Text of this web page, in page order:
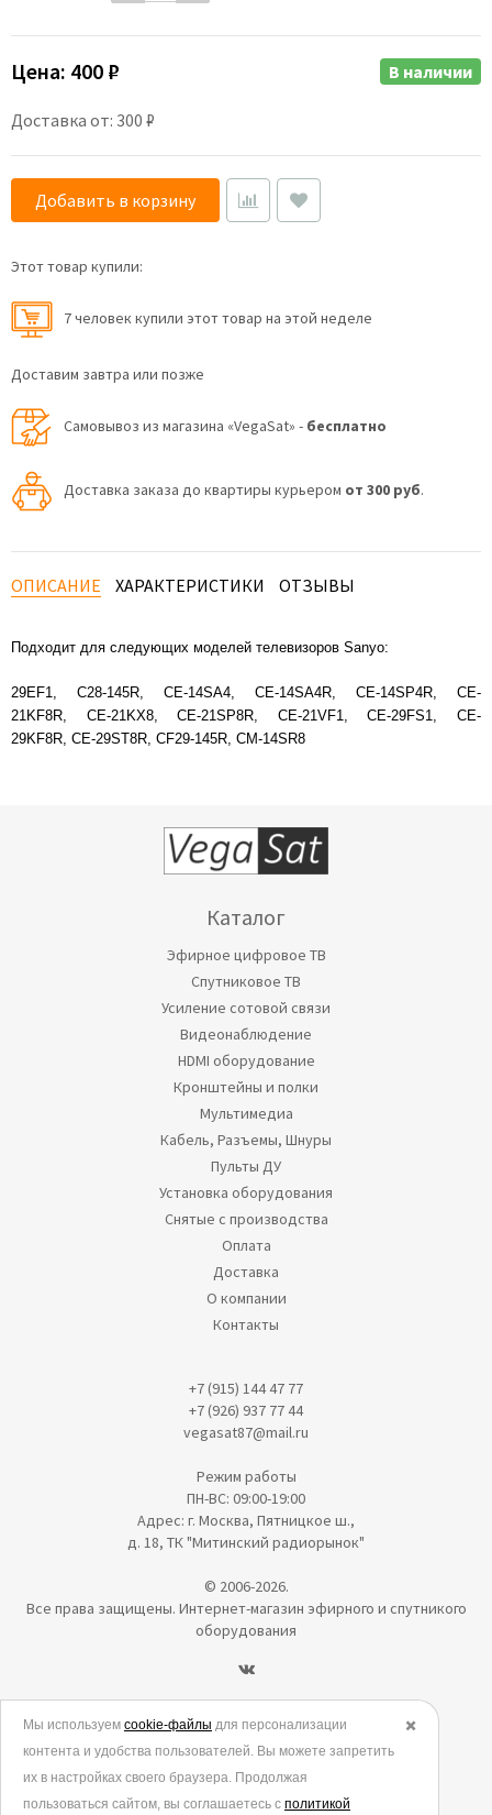
Цена: 400 ₽
Доставка от: 300 ₽
В наличии
Добавить в корзину
Этот товар купили:
7 человек купили этот товар на этой неделе
Доставим завтра или позже
Самовывоз из магазина «VegaSat» - бесплатно
Доставка заказа до квартиры курьером от 300 руб.
ОПИСАНИЕ ХАРАКТЕРИСТИКИ ОТЗЫВЫ
Подходит для следующих моделей телевизоров Sanyo:
29EF1, C28-145R, CE-14SA4, CE-14SA4R, CE-14SP4R, CE-
21KF8R, CE-21KX8, CE-21SP8R, CE-21VF1, CE-29FS1, CE-
29KF8R, CE-29ST8R, CF29-145R, CM-14SR8
Каталог
Эфирное цифровое ТВ
Спутниковое ТВ
Усиление сотовой связи
Видеонаблюдение
HDMI оборудование
Кронштейны и полки
Мультимедиа
Кабель, Разъемы, Шнуры
Пульты ДУ
Установка оборудования
Снятые с производства
Оплата
Доставка
О компании
Контакты
+7 (915) 144 47 77
+7 (926) 937 77 44
vegasat87@mail.ru
Режим работы
ПН-ВС: 09:00-19:00
Адрес: г. Москва, Пятницкое ш.,
д. 18, ТК "Митинский радиорынок"
© 2006-2026.
Все права защищены. Интернет-магазин эфирного и спутникого
оборудования
Политика в отношении обработки персональных данных
Согласие на обработку персональных данных
Согласие на обработку данных метрическими программами
✖️
Мы используем cookie-файлы для персонализации
контента и удобства пользователей. Вы можете запретить
их в настройках своего браузера. Продолжая
пользоваться сайтом, вы соглашаетесь с политикой